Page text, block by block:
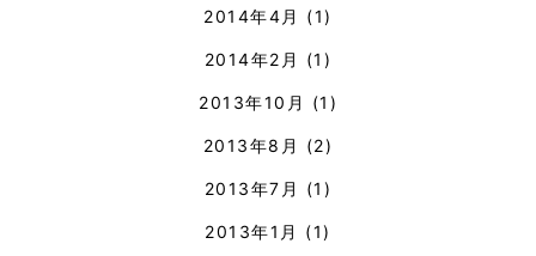
2014年4月 (1)
2014年2月 (1)
2013年10月 (1)
2013年8月 (2)
2013年7月 (1)
2013年1月 (1)